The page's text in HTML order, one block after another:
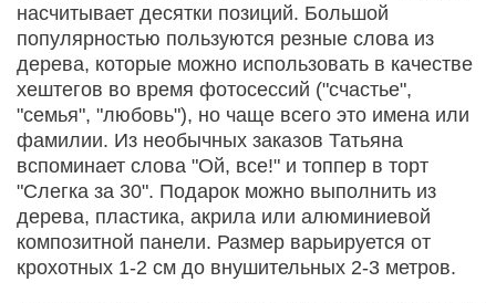
насчитывает десятки позиций. Большой
популярностью пользуются резные слова из
дерева, которые можно использовать в качестве
хештегов во время фотосессий ("счастье",
"семья", "любовь"), но чаще всего это имена или
фамилии. Из необычных заказов Татьяна
вспоминает слова "Ой, все!" и топпер в торт
"Слегка за 30". Подарок можно выполнить из
дерева, пластика, акрила или алюминиевой
композитной панели. Размер варьируется от
крохотных 1-2 см до внушительных 2-3 метров.